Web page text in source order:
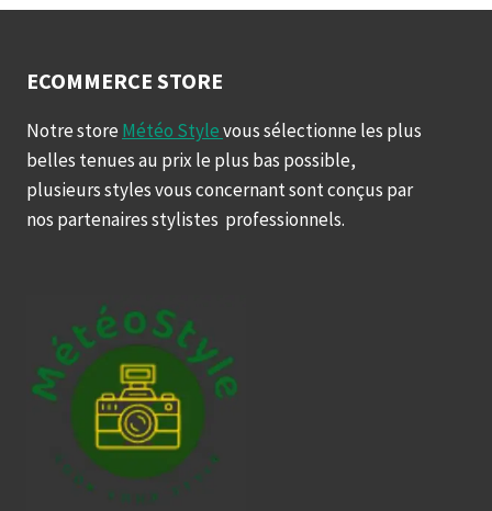
ECOMMERCE STORE
Notre store Météo Stylevous sélectionne les plus
belles tenues au prix le plus bas possible,
plusieurs styles vous concernant sont conçus par
nos partenaires stylistes professionnels.